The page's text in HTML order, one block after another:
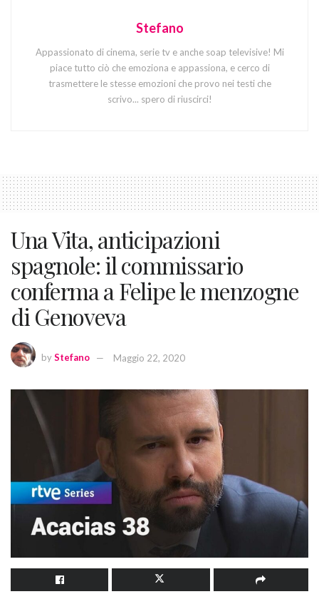
Stefano
Appassionato di cinema, serie tv e anche soap televisive! Mi
piace tutto ciò che emoziona e appassiona, e cerco di
trasmettere le stesse emozioni che provo nei testi che
scrivo... spero di riuscirci!
Una Vita, anticipazioni
spagnole: il commissario
conferma a Felipe le menzogne
di Genoveva
byStefano Maggio 22, 2020